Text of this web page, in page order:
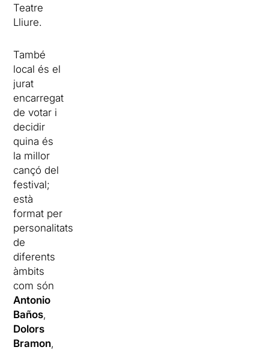
Teatre
Lliure.
També
local és el
jurat
encarregat
de votar i
decidir
quina és
la millor
cançó del
festival;
està
format per
personalitats
de
diferents
àmbits
com són
Antonio
Baños,
Dolors
Bramon,